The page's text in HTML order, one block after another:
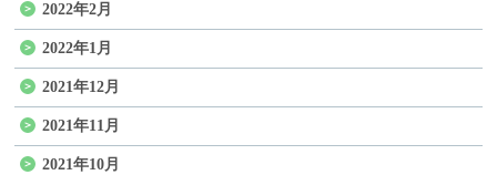
2022年2月
2022年1月
2021年12月
2021年11月
2021年10月